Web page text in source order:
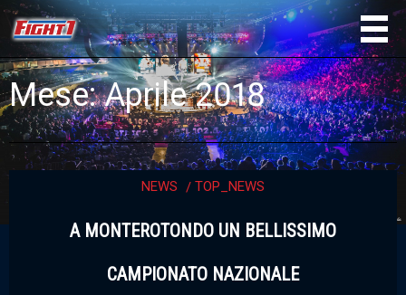
Mese:Aprile 2018
NEWS TOP_NEWS
A MONTEROTONDO UN BELLISSIMO
CAMPIONATO NAZIONALE